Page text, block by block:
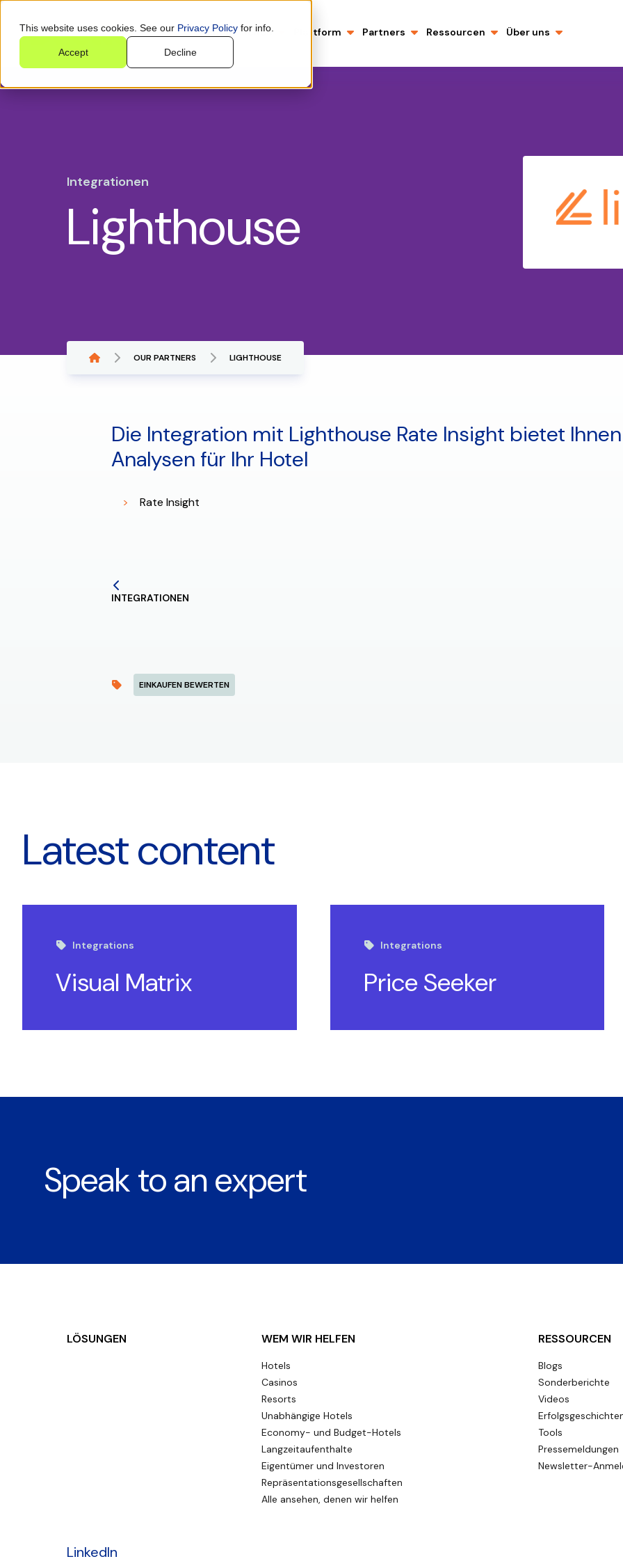
This website uses cookies. See our Privacy Policy for info.
Accept Decline
Wem wir helfen Plattform Partners Ressourcen Über uns
Integrationen
Lighthouse
OUR PARTNERS LIGHTHOUSE
Die Integration mit Lighthouse Rate Insight bietet
Analysen für Ihr Hotel
Rate Insight
INTEGRATIONEN
EINKAUFEN BEWERTEN
Latest content
Integrations
Visual Matrix
Integrations
Price Seeker
Speak to an expert
LÖSUNGEN WEM WIR HELFEN
Hotels
Casinos
Resorts
Unabhängige Hotels
Economy- und Budget-Hotels
Langzeitaufenthalte
Eigentümer und Investoren
Repräsentationsgesellschaften
Alle ansehen, denen wir helfen
RESSOURCEN
Blogs
Sonderberichte
Videos
Tools
Pressemeldungen
Newsletter-
LinkedIn